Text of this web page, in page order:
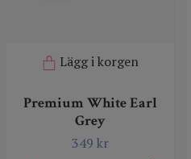
Lägg i korgen
Premium White Earl
Grey
349 kr